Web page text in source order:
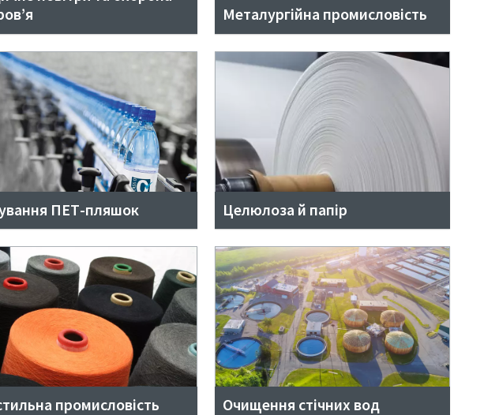
Металургійна промисловість
ПЕТ-пляшок Целюлоза й папір
промисловість Очищення стічних вод